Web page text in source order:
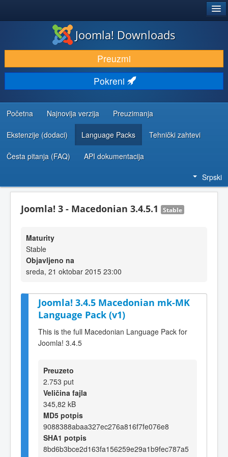
PREUZIMANJE I PROŠIRENJA (EKSTENZIJE)
OTKRIJTE I NAUČITE
ZAJEDNICA I PODRŠKA
RESURSI ZA RAZVOJ
Joomla! Downloads
Preuzmi
Pokreni
Početna Najnovija verzija Preuzimanja
Ekstenzije (dodaci) Language Packs Tehnički zahtevi
Česta pitanja (FAQ) API dokumentacija
Srpski
Joomla! 3 - Macedonian 3.4.5.1 Stable
Maturity
Stable
Objavljeno na
sreda, 21 oktobar 2015 23:00
Joomla! 3.4.5 Macedonian mk-MK
Language Pack (v1)
This is the full Macedonian Language Pack for
Joomla! 3.4.5
Preuzeto
2.753 put
Veličina fajla
345,82 kB
MD5 potpis
9088388abaa327ec276a816f7fe076e8
SHA1 potpis
8bd6b3bce2d163fa156259e29a1b9fec787a5